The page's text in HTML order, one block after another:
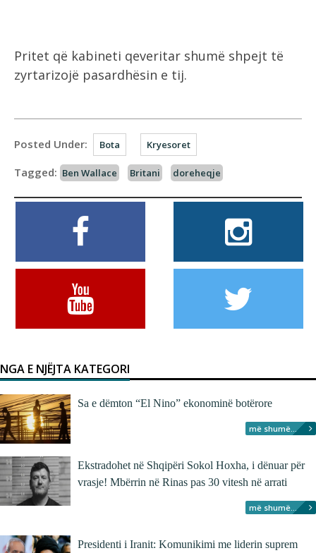
Pritet që kabineti qeveritar shumë shpejt të
zyrtarizojë pasardhësin e tij.
Posted Under: Bota Kryesoret
Tagged: Ben Wallace Britani doreheqje
NGA E NJËJTA KATEGORI
Sa e dëmton “El Nino” ekonominë botërore
më shumë...
Ekstradohet në Shqipëri Sokol Hoxha, i dënuar për
vrasje! Mbërrin në Rinas pas 30 vitesh në arrati
më shumë...
Presidenti i Iranit: Komunikimi me liderin suprem